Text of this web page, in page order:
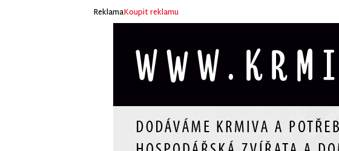
ReklamaKoupit reklamu